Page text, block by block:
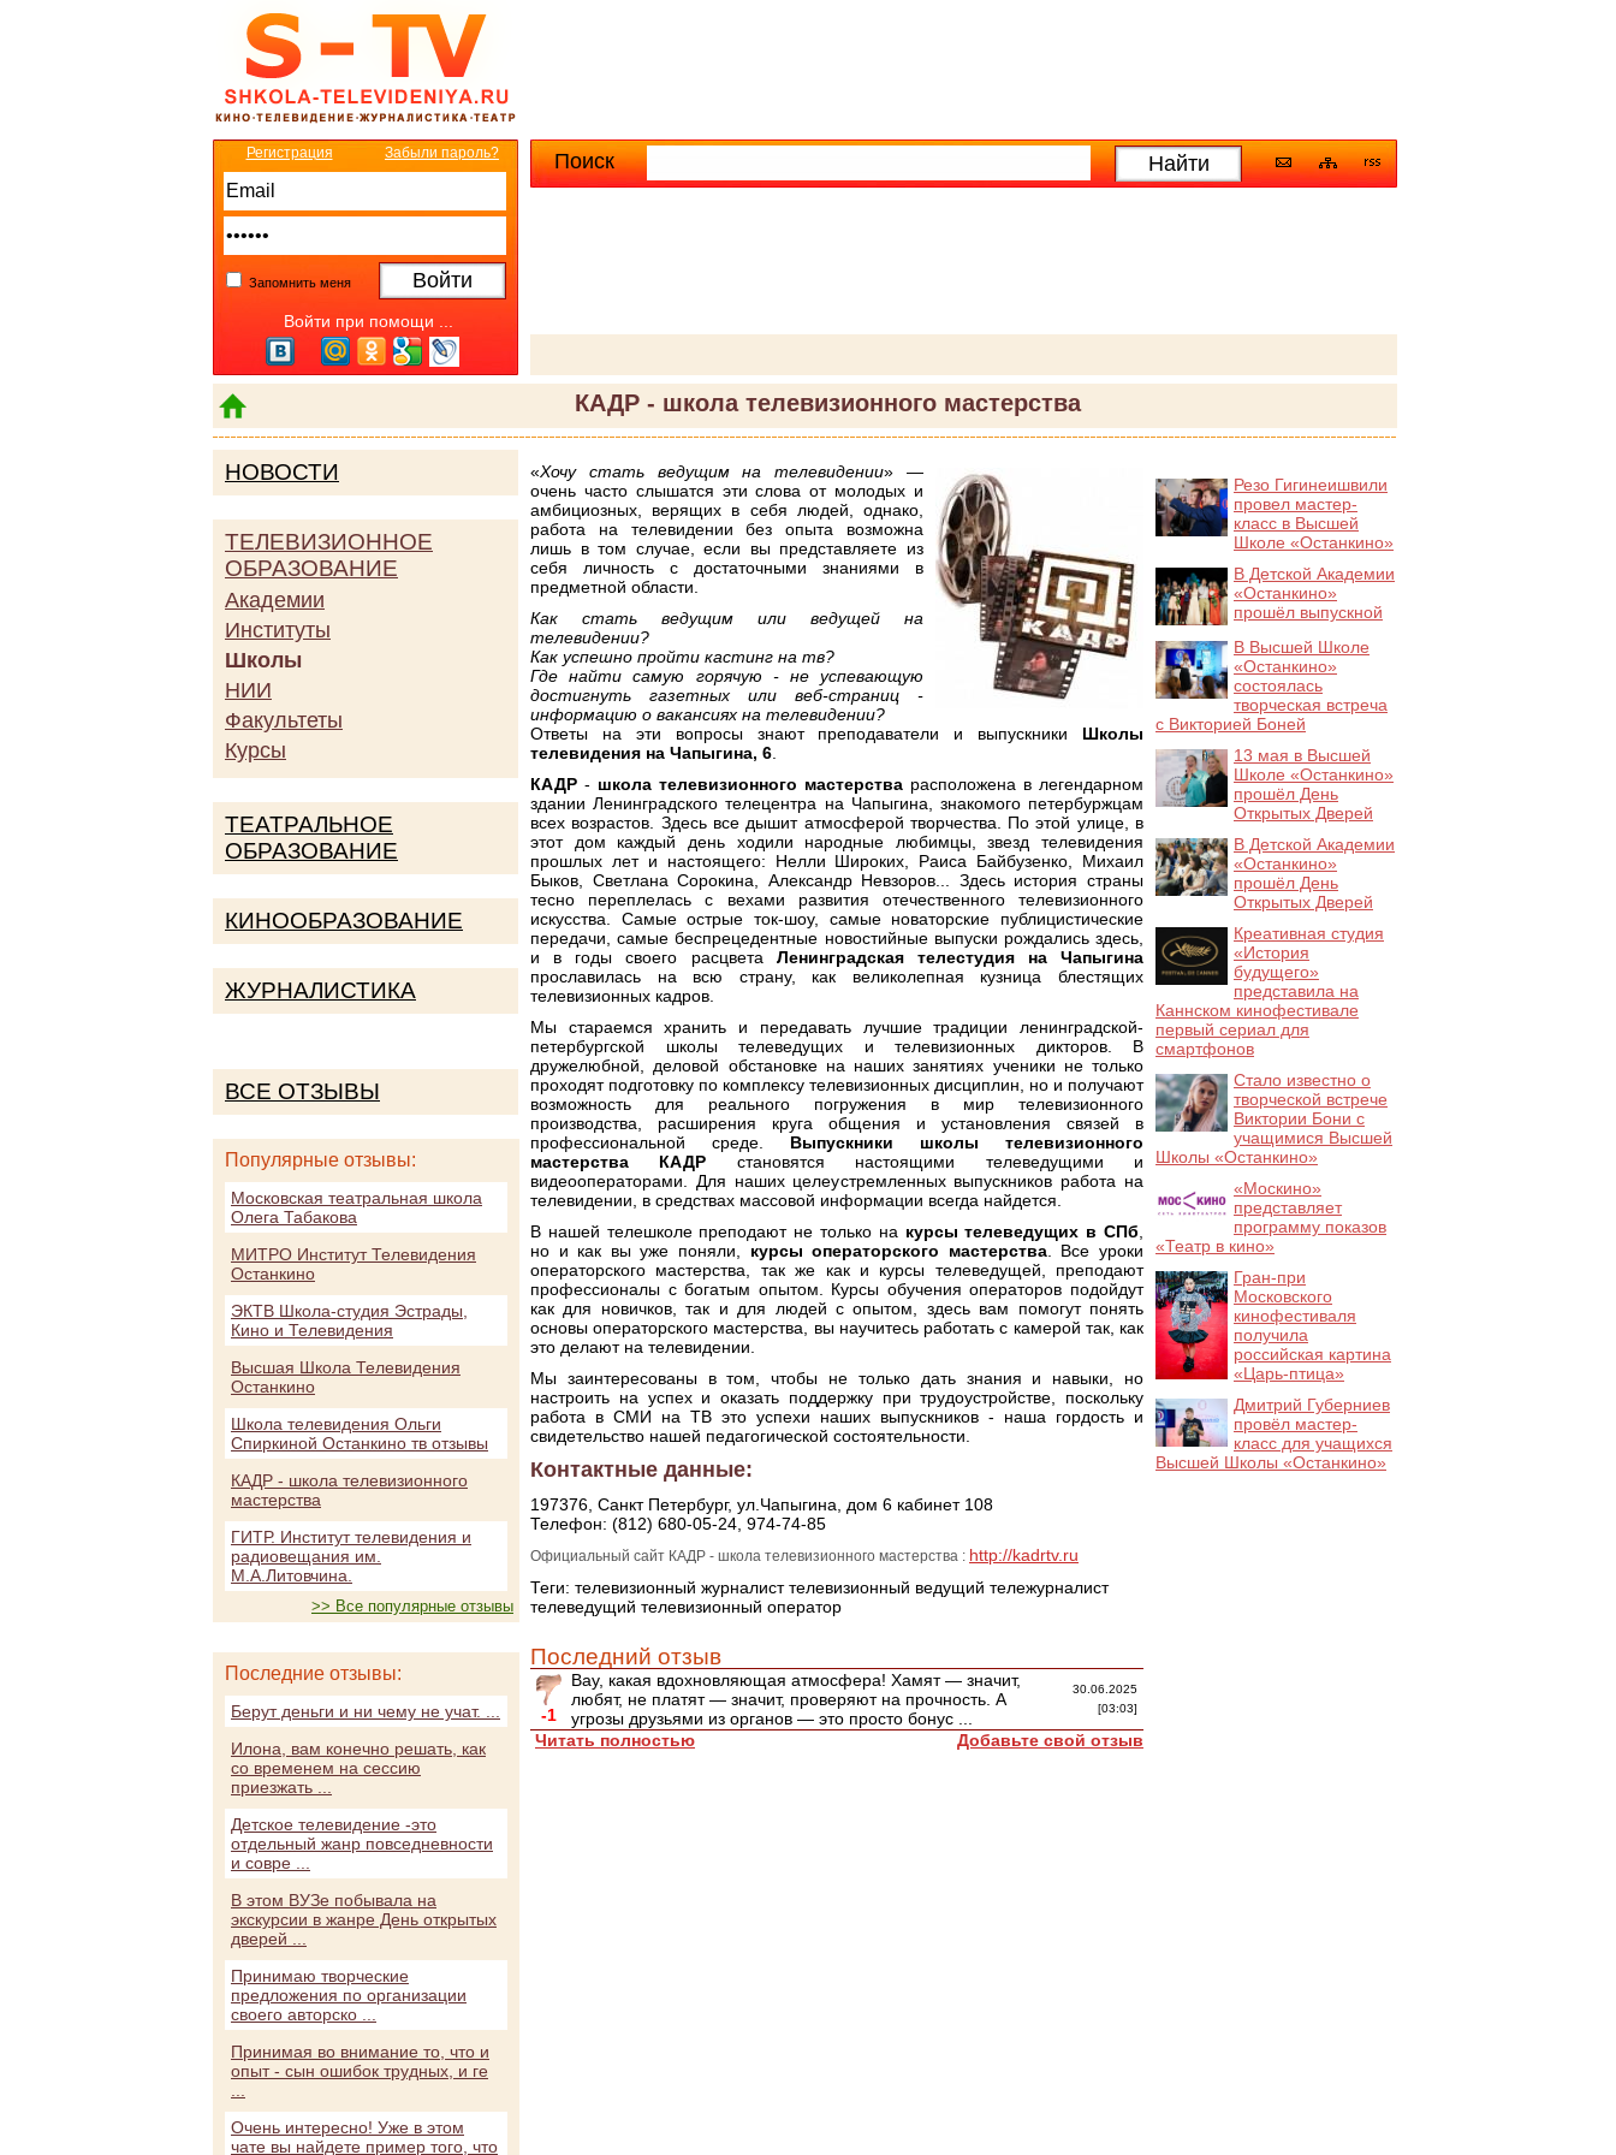
Поиск
Расширенный поиск
КАДР - школа телевизионного мастерства
Регистрация Забыли пароль?
Запомнить меня
Войти при помощи ...
«Хочу стать ведущим на телевидении» —
очень часто слышатся эти слова от молодых и
амбициозных, верящих в себя людей, однако,
работа на телевидении без опыта возможна
лишь в том случае, если вы представляете из
себя личность с достаточными знаниями в
предметной области.
Как стать ведущим или ведущей на
телевидении?
Как успешно пройти кастинг на тв?
Где найти самую горячую - не успевающую
достигнуть газетных или веб-страниц -
информацию о вакансиях на телевидении?
Ответы на эти вопросы знают преподаватели и выпускники Школы
телевидения на Чапыгина, 6
КАДР - школа телевизионного мастерства расположена в легендарном
здании Ленинградского телецентра на Чапыгина, знакомого петербуржцам
всех возрастов. Здесь все дышит атмосферой творчества. По этой улице, в
этот дом каждый день ходили народные любимцы, звезд телевидения
прошлых лет и настоящего: Нелли Широких, Раиса Байбузенко, Михаил
Быков, Светлана Сорокина, Александр Невзоров... Здесь история страны
тесно переплелась с вехами развития отечественного телевизионного
искусства. Самые острые ток-шоу, самые новаторские публицистические
передачи, самые беспрецедентные новостийные выпуски рождались здесь,
и в годы своего расцвета Ленинградская телестудия на Чапыгина
прославилась на всю страну, как великолепная кузница блестящих
телевизионных кадров.
Мы стараемся хранить и передавать лучшие традиции ленинградской-
петербургской школы телеведущих и телевизионных дикторов. В
дружелюбной, деловой обстановке на наших занятиях ученики не только
проходят подготовку по комплексу телевизионных дисциплин, но и получают
возможность для реального погружения в мир телевизионного
производства, расширения круга общения и установления связей в
профессиональной среде. Выпускники школы телевизионного
мастерства КАДР становятся настоящими телеведущими и
видеооператорами. Для наших целеустремленных выпускников работа на
телевидении, в средствах массовой информации всегда найдется.
В нашей телешколе преподают не только на курсы телеведущих в СПб
но и как вы уже поняли, курсы операторского мастерства. Все уроки
операторского мастерства, так же как и курсы телеведущей, преподают
профессионалы с богатым опытом. Курсы обучения операторов подойдут
как для новичков, так и для людей с опытом, здесь вам помогут понять
основы операторского мастерства, вы научитесь работать с камерой так, как
это делают на телевидении.
Мы заинтересованы в том, чтобы не только дать знания и навыки, но
настроить на успех и оказать поддержку при трудоустройстве, поскольку
работа в СМИ на ТВ это успехи наших выпускников - наша гордость и
свидетельство нашей педагогической состоятельности.
Контактные данные:
197376, Санкт Петербург, ул.Чапыгина, дом 6 кабинет 108
Телефон: (812) 680-05-24, 974-74-85
Официальный сайт КАДР - школа телевизионного мастерства : http://kadrtv.ru
Теги: телевизионный журналист телевизионный ведущий тележурналист
телеведущий телевизионный оператор
Последний отзыв
-1
Вау, какая вдохновляющая атмосфера! Хамят — значит,
любят, не платят — значит, проверяют на прочность. А
угрозы друзьями из органов — это просто бонус ...
30.06.2025
[03:03]
Читать полностью Добавьте свой отзыв
Резо Гигинеишвили
провел мастер-
класс в Высшей
Школе «Останкино»
В Детской Академии
«Останкино»
прошёл выпускной
В Высшей Школе
«Останкино»
состоялась
творческая встреча
с Викторией Боней
13 мая в Высшей
Школе «Останкино»
прошёл День
Открытых Дверей
В Детской Академии
«Останкино»
прошёл День
Открытых Дверей
Креативная студия
«История
будущего»
представила на
Каннском кинофестивале
первый сериал для
смартфонов
Стало известно о
творческой встрече
Виктории Бони с
учащимися Высшей
Школы «Останкино»
«Москино»
представляет
программу показов
«Театр в кино»
Гран-при
Московского
кинофестиваля
получила
российская картина
«Царь-птица»
Дмитрий Губерниев
провёл мастер-
класс для учащихся
Высшей Школы «Останкино»
НОВОСТИ
ТЕЛЕВИЗИОННОЕ
ОБРАЗОВАНИЕ
Академии
Институты
Школы
НИИ
Факультеты
Курсы
ТЕАТРАЛЬНОЕ
ОБРАЗОВАНИЕ
КИНООБРАЗОВАНИЕ
ЖУРНАЛИСТИКА
ВСЕ ОТЗЫВЫ
Популярные отзывы:
Московская театральная школа
Олега Табакова
МИТРО Институт Телевидения
Останкино
ЭКТВ Школа-студия Эстрады,
Кино и Телевидения
Высшая Школа Телевидения
Останкино
Школа телевидения Ольги
Спиркиной Останкино тв отзывы
КАДР - школа телевизионного
мастерства
ГИТР. Институт телевидения и
радиовещания им.
М.А.Литовчина.
>> Все популярные отзывы
Последние отзывы:
Берут деньги и ни чему не учат. ...
Илона, вам конечно решать, как
со временем на сессию
приезжать ...
Детское телевидение -это
отдельный жанр повседневности
и совре ...
В этом ВУЗе побывала на
экскурсии в жанре День открытых
дверей ...
Принимаю творческие
предложения по организации
своего авторско ...
Принимая во внимание то, что и
опыт - сын ошибок трудных, и ге
Очень интересно! Уже в этом
чате вы найдете пример того, что